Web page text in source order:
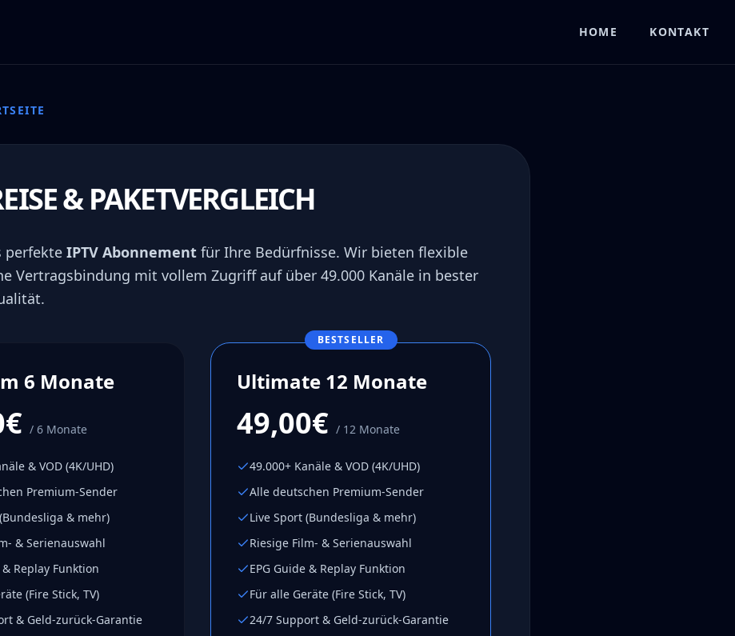
HOME KONTAKT
& PAKETVERGLEICH
perfekte IPTV Abonnement für Ihre Bedürfnisse. Wir bieten flexible
Vertragsbindung mit vollem Zugriff auf über 49.000 Kanäle in bester
6 Monate
/ 6 Monate
& VOD (4K/UHD)
Premium-Sender
& mehr)
& Serienauswahl
& Replay Funktion
(Fire Stick, TV)
& Geld-zurück-Garantie
BESTSELLER
Ultimate 12 Monate
49,00€ / 12 Monate
49.000+ Kanäle & VOD (4K/UHD)
Alle deutschen Premium-Sender
Live Sport (Bundesliga & mehr)
Riesige Film- & Serienauswahl
EPG Guide & Replay Funktion
Für alle Geräte (Fire Stick, TV)
24/7 Support & Geld-zurück-Garantie